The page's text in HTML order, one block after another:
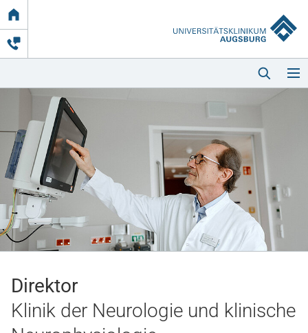
Link
zur
Startseite
Startseite
Kliniken & Einrichtungen
Gesundheit & Medizin
Direktor
Klinik der Neurologie und klinische